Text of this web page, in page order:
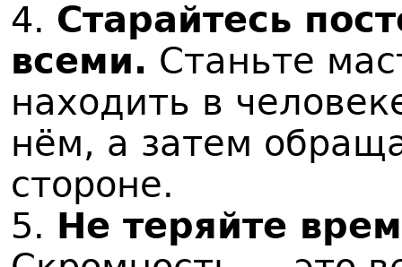
4. Старайтесь
всеми. Станьте
находить в
нём, а затем
стороне.
5. Не теряйте